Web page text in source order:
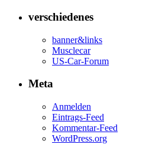
verschiedenes
banner&links
Musclecar
US-Car-Forum
Meta
Anmelden
Eintrags-Feed
Kommentar-Feed
WordPress.org